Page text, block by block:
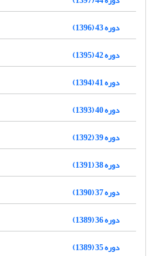
دوره 43 (1396)
دوره 42 (1395)
دوره 41 (1394)
دوره 40 (1393)
دوره 39 (1392)
دوره 38 (1391)
دوره 37 (1390)
دوره 36 (1389)
دوره 35 (1389)